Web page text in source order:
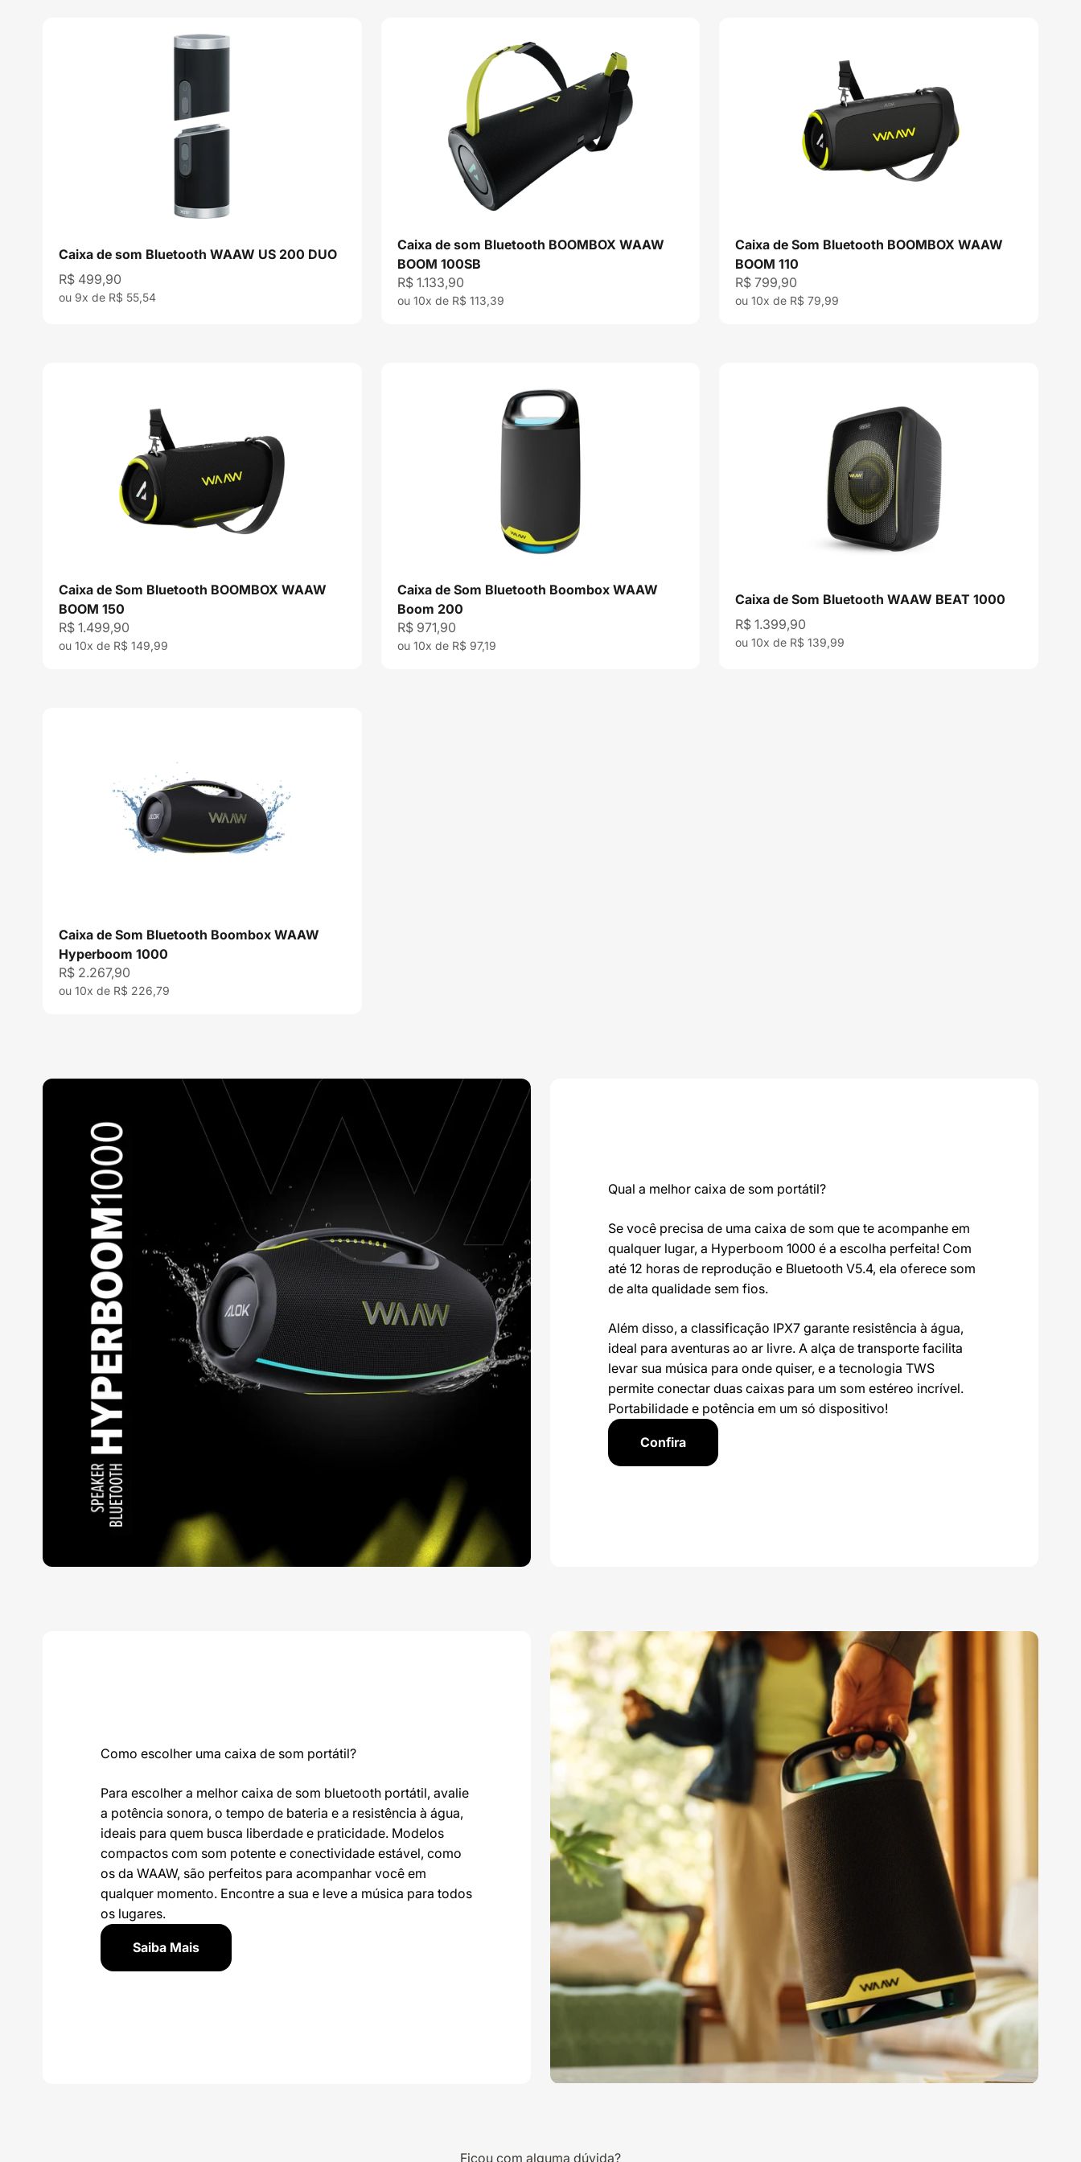
Caixa de som Bluetooth WAAW US 200 DUO
Preço promocional
R$ 499,90
ou 9x de R$ 55,54
Caixa de som Bluetooth BOOMBOX WAAW
BOOM 100SB
Preço promocional
R$ 1.133,90
ou 10x de R$ 113,39
Caixa de Som Bluetooth BOOMBOX WAAW
BOOM 110
Preço promocional
R$ 799,90
ou 10x de R$ 79,99
Caixa de Som Bluetooth BOOMBOX WAAW
BOOM 150
Preço promocional
R$ 1.499,90
ou 10x de R$ 149,99
Caixa de Som Bluetooth Boombox WAAW
Boom 200
Preço promocional
R$ 971,90
ou 10x de R$ 97,19
Caixa de Som Bluetooth WAAW BEAT 1000
Preço promocional
R$ 1.399,90
ou 10x de R$ 139,99
Caixa de Som Bluetooth Boombox WAAW
Hyperboom 1000
Preço promocional
R$ 2.267,90
ou 10x de R$ 226,79
Qual a melhor caixa de som portátil?
Se você precisa de uma caixa de som que te acompanhe em
qualquer lugar, a Hyperboom 1000 é a escolha perfeita! Com
até 12 horas de reprodução e Bluetooth V5.4, ela oferece som
de alta qualidade sem fios.
Além disso, a classificação IPX7 garante resistência à água,
ideal para aventuras ao ar livre. A alça de transporte facilita
levar sua música para onde quiser, e a tecnologia TWS
permite conectar duas caixas para um som estéreo incrível.
Portabilidade e potência em um só dispositivo!
Confira
Como escolher uma caixa de som portátil?
Para escolher a melhor caixa de som bluetooth portátil, avalie
a potência sonora, o tempo de bateria e a resistência à água,
ideais para quem busca liberdade e praticidade. Modelos
compactos com som potente e conectividade estável, como
os da WAAW, são perfeitos para acompanhar você em
qualquer momento. Encontre a sua e leve a música para todos
os lugares.
Saiba Mais
Ficou com alguma dúvida?